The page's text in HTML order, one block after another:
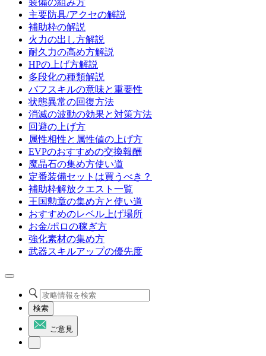
装備の組み方
主要防具/アクセの解説
補助枠の解説
火力の出し方解説
耐久力の高め方解説
HPの上げ方解説
多段化の種類解説
バフスキルの意味と重要性
状態異常の回復方法
消滅の波動の効果と対策方法
回避の上げ方
属性相性と属性値の上げ方
EVPのおすすめの交換報酬
魔晶石の集め方使い道
定番装備セットは買うべき？
補助枠解放クエスト一覧
王国勲章の集め方と使い道
おすすめのレベル上げ場所
お金/ポロの稼ぎ方
強化素材の集め方
武器スキルアップの優先度
検索
ご意見